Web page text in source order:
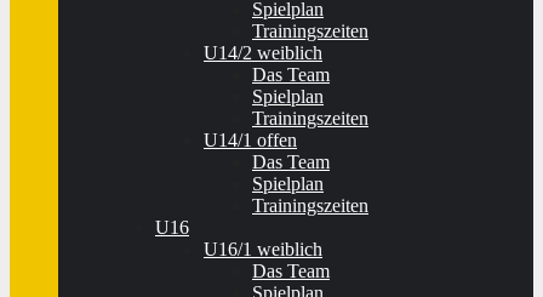
Spielplan
Trainingszeiten
U14/2 weiblich
Das Team
Spielplan
Trainingszeiten
U14/1 offen
Das Team
Spielplan
Trainingszeiten
U16
U16/1 weiblich
Das Team
Spielplan